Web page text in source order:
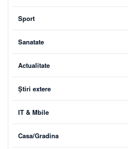
Sport
Sanatate
Actualitate
Știri extere
IT & Mbile
Casa/Gradina